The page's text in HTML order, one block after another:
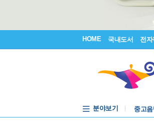
HOME 국내도서 전자
분야보기
중고